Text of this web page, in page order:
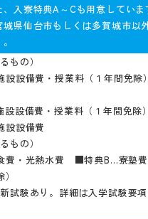
入寮特典A～Cも用意してい
県仙台市もしくは多賀城市以
もの）
設備費・授業料（１年間免除
設備費・授業料（１年間免除）
設備費
もの）
費・光熱水費 ■特典B…寮塾
試験あり。詳細は入学試験要